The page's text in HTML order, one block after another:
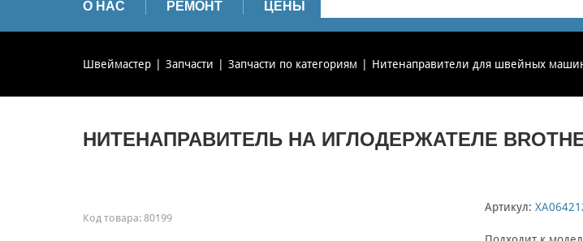
О НАС РЕМОНТ ЦЕНЫ
Швеймастер Запчасти Запчасти по категориям Нитенаправители для швейных
НИТЕНАПРАВИТЕЛЬ НА ИГЛОДЕРЖАТЕЛЕ
Код товара: 80199
Артикул: